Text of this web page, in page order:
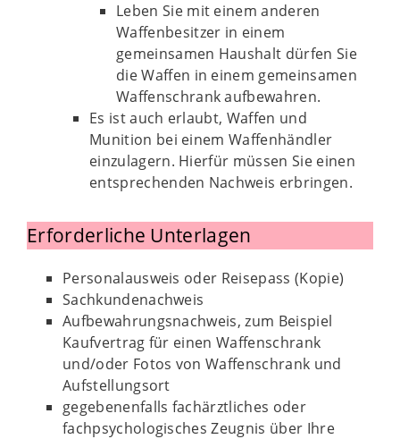
Leben Sie mit einem anderen
Waffenbesitzer in einem
gemeinsamen Haushalt dürfen Sie
die Waffen in einem gemeinsamen
Waffenschrank aufbewahren.
Es ist auch erlaubt, Waffen und
Munition bei einem Waffenhändler
einzulagern. Hierfür müssen Sie einen
entsprechenden Nachweis erbringen.
Erforderliche Unterlagen
Personalausweis oder Reisepass (Kopie)
Sachkundenachweis
Aufbewahrungsnachweis, zum Beispiel
Kaufvertrag für einen Waffenschrank
und/oder Fotos von Waffenschrank und
Aufstellungsort
gegebenenfalls fachärztliches oder
fachpsychologisches Zeugnis über Ihre